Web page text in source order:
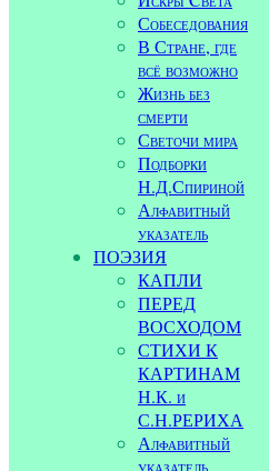
Собеседования
В Стране, где
всё возможно
Жизнь без
смерти
Светочи мира
Подборки
Н.Д.Спириной
Алфавитный
указатель
ПОЭЗИЯ
КАПЛИ
ПЕРЕД
ВОСХОДОМ
СТИХИ К
КАРТИНАМ
Н.К. и
С.Н.РЕРИХА
Алфавитный
указатель